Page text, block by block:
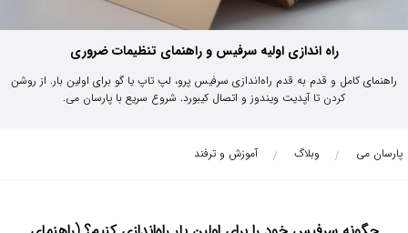
راه اندازی اولیه سرفیس و راهنمای تنظیمات ضروری
راهنمای کامل و قدم به قدم راه‌اندازی سرفیس پرو، لپ تاپ یا گو برای اولین بار. از روشن
کردن تا آپدیت ویندوز و اتصال کیبورد. شروع سریع با پارسان می.
پارسان می وبلاگ آموزش و ترفند